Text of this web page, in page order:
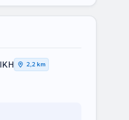
2,2 km